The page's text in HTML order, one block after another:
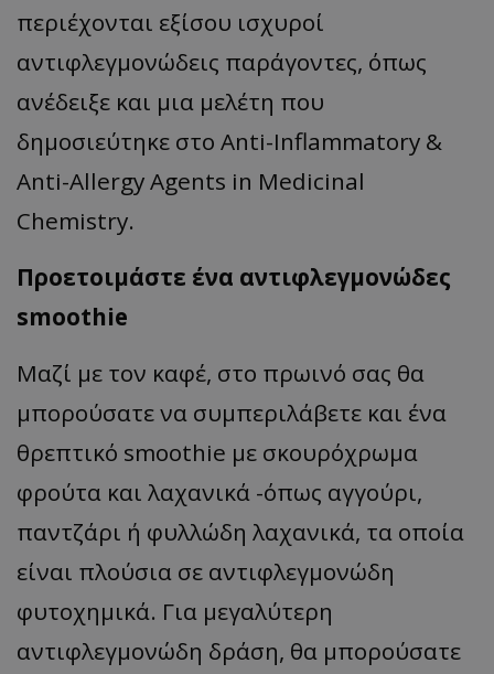
περιέχονται εξίσου ισχυροί
αντιφλεγμονώδεις παράγοντες, όπως
ανέδειξε και μια μελέτη που
δημοσιεύτηκε στο ‌Anti-Inflammatory &
Anti-Allergy Agents in Medicinal
Chemistry‌.
Προετοιμάστε ένα αντιφλεγμονώδες
smoothie
Μαζί με τον καφέ, στο πρωινό σας θα
μπορούσατε να συμπεριλάβετε και ένα
θρεπτικό smoothie με σκουρόχρωμα
φρούτα και λαχανικά -όπως αγγούρι,
παντζάρι ή φυλλώδη λαχανικά, τα οποία
είναι πλούσια σε αντιφλεγμονώδη
φυτοχημικά. Για μεγαλύτερη
αντιφλεγμονώδη δράση, θα μπορούσατε